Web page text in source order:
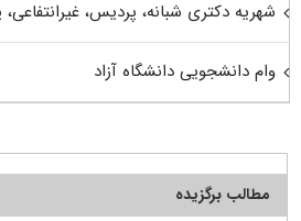
شهریه دکتری شبانه، پردیس، غیرانتفاعی،
وام دانشجویی دانشگاه آزاد
مطالب برگزیده